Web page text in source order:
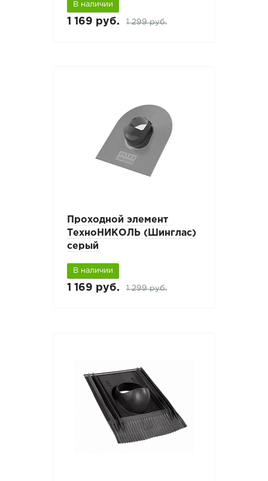
В наличии
1 169 руб. 1 299 руб.
Проходной элемент
ТехноНИКОЛЬ (Шинглас)
серый
В наличии
1 169 руб. 1 299 руб.